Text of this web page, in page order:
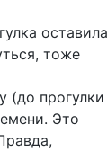
оставила
тоже
(до прогулки
Это